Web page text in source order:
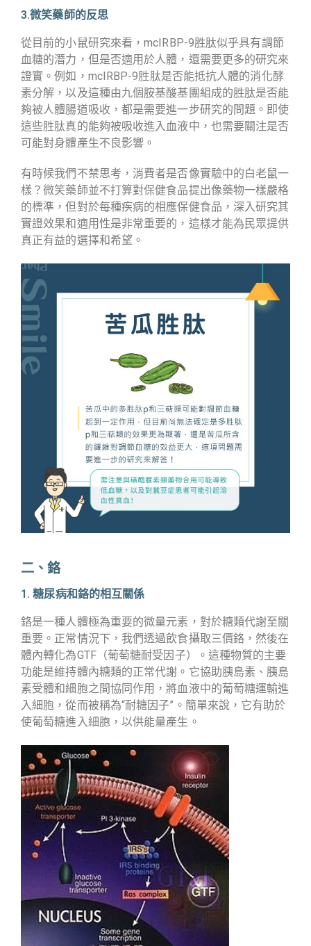
3.微笑藥師的反思
從目前的小鼠研究來看，mcIRBP-9胜肽似乎具有調節
血糖的潛力，但是否適用於人體，還需要更多的研究來
證實。例如，mcIRBP-9胜肽是否能抵抗人體的消化酵
素分解，以及這種由九個胺基酸基團組成的胜肽是否能
夠被人體腸道吸收，都是需要進一步研究的問題。即使
這些胜肽真的能夠被吸收進入血液中，也需要關注是否
可能對身體產生不良影響。
有時候我們不禁思考，消費者是否像實驗中的白老鼠一
樣？微笑藥師並不打算對保健食品提出像藥物一樣嚴格
的標準，但對於每種疾病的相應保健食品，深入研究其
實證效果和適用性是非常重要的，這樣才能為民眾提供
真正有益的選擇和希望。
二、鉻
1. 糖尿病和鉻的相互關係
鉻是一種人體極為重要的微量元素，對於糖類代謝至關
重要。正常情況下，我們透過飲食攝取三價鉻，然後在
體內轉化為GTF（葡萄糖耐受因子）。這種物質的主要
功能是維持體內糖類的正常代謝。它協助胰島素、胰島
素受體和細胞之間協同作用，將血液中的葡萄糖運輸進
入細胞，從而被稱為“耐糖因子”。簡單來說，它有助於
使葡萄糖進入細胞，以供能量產生。